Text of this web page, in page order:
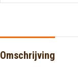
Omschrijving